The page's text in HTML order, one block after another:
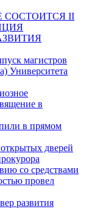
СОСТОИТСЯ II
магистров
Университета
в
в прямом
дверей
со средствами
провел
развития